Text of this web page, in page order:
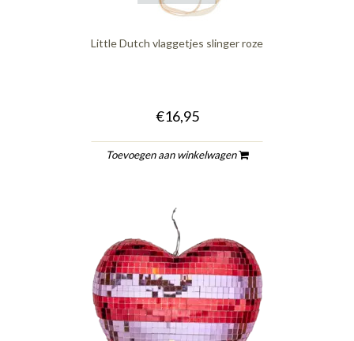
Little Dutch vlaggetjes slinger roze
€16,95
Toevoegen aan winkelwagen